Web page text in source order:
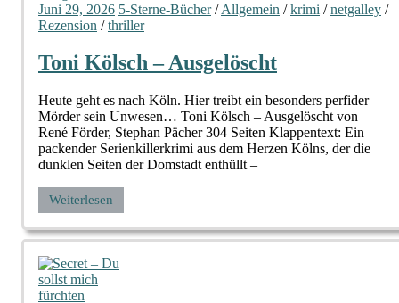
Juni 29, 2026 5-Sterne-Bücher/Allgemein /krimi /netgalley /
Rezension /thriller
Toni Kölsch – Ausgelöscht
Heute geht es nach Köln. Hier treibt ein besonders perfider
Mörder sein Unwesen… Toni Kölsch – Ausgelöscht von
René Förder, Stephan Pächer 304 Seiten Klappentext: Ein
packender Serienkillerkrimi aus dem Herzen Kölns, der die
dunklen Seiten der Domstadt enthüllt –
Weiterlesen